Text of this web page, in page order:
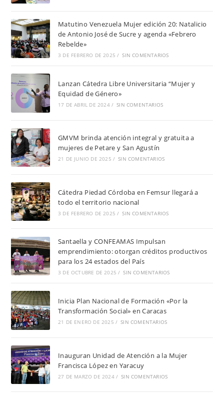
Matutino Venezuela Mujer edición 20: Natalicio
de Antonio José de Sucre y agenda «Febrero
Rebelde»
3 DE FEBRERO DE 2025 / SIN COMENTARIOS
Lanzan Cátedra Libre Universitaria “Mujer y
Equidad de Género»
17 DE ABRIL DE 2024 / SIN COMENTARIOS
GMVM brinda atención integral y gratuita a
mujeres de Petare y San Agustín
21 DE JUNIO DE 2025 / SIN COMENTARIOS
Cátedra Piedad Córdoba en Femsur llegará a
todo el territorio nacional
3 DE FEBRERO DE 2025 / SIN COMENTARIOS
Santaella y CONFEAMAS Impulsan
emprendimiento: otorgan créditos productivos
para los 24 estados del País
3 DE OCTUBRE DE 2025 / SIN COMENTARIOS
Inicia Plan Nacional de Formación «Por la
Transformación Social» en Caracas
21 DE ENERO DE 2025 / SIN COMENTARIOS
Inauguran Unidad de Atención a la Mujer
Francisca López en Yaracuy
27 DE MARZO DE 2024 / SIN COMENTARIOS